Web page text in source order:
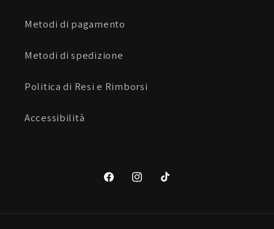
Metodi di pagamento
Metodi di spedizione
Politica di Resi e Rimborsi
Accessibilità
FacebookInstagramTikTok